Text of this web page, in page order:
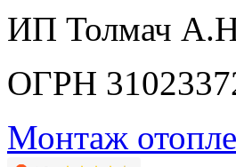
ИП Толмач
ОГРН
Монтаж